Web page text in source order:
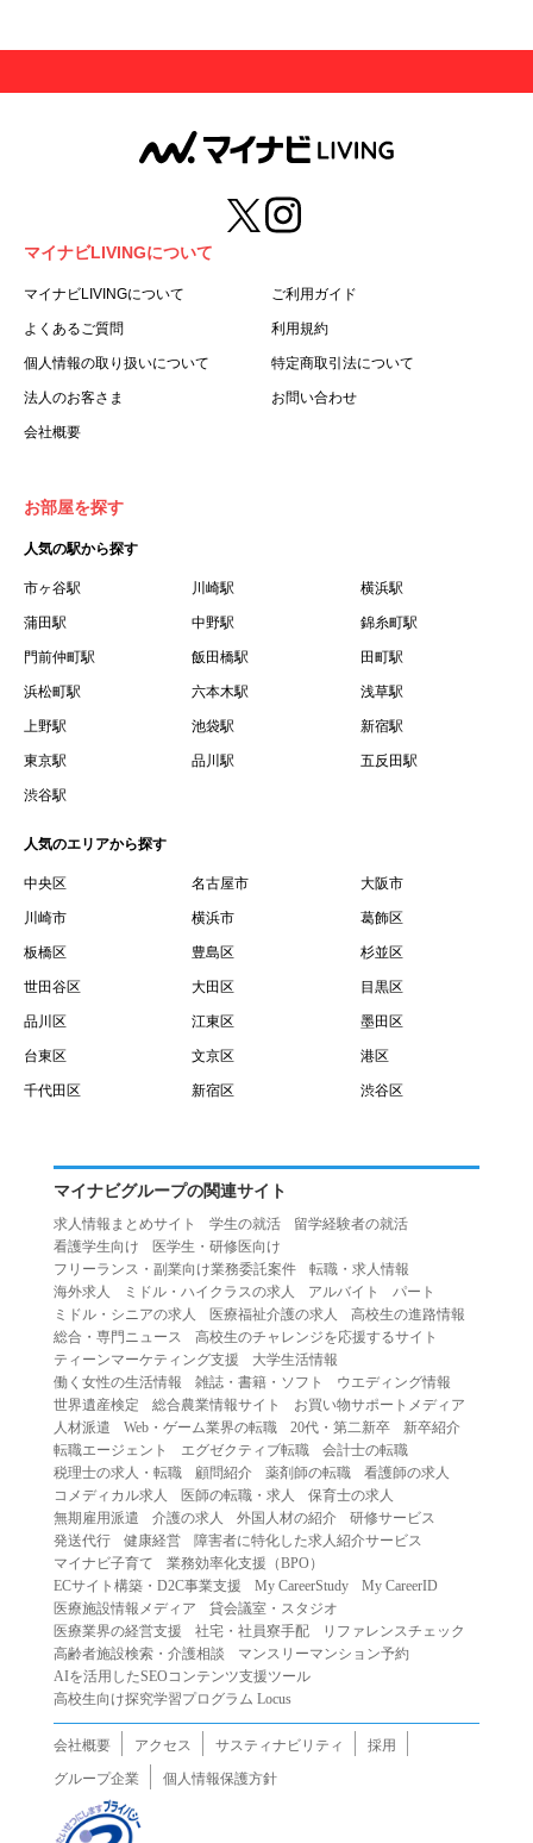
用することはできません。
第３条（用語の定義）
１.「本サ―ビス」とは、第１章第１条で規定する当社が運
営するマイナビLIVINGを意味します。
２.「利用者」とは、第１章第２条に規定する本サービスを
利用する個人を意味します。
３.「本サイト」とは、当社が運営する本サービスに関する
ます。
５.「会員」とは、第２章第１条に基づき会員登録が完了し
た個人を意味します。
録した情報、本サービス利用中に当社が登録を求めた情報
った場合の当該情報を意味します。
７.「本会員制度」とは、会員による本サービスの利用の促
進を目的とした会員制度を意味します。
借契約書およびオプション注文書を意味します。
９.「契約期間開始日」とは、定期建物賃貸借契約（以下
「賃貸借契約」と言います）の開始日のことで、利用者の
賃借権が発生する日を意味します。
するために、選んだ物件を保留することを意味します。
１１.「予約情報」とは、物件を予約するために必要な当社
所定の情報を意味します。物件情報や期間、オプション等
１２.「キャンセル」とは、賃貸借契約締結後から契約期間
開始日前までに、利用者が賃貸借契約を解除することを意
味します。
１３.「中途解約」とは、賃貸借契約期間の途中で、利用者
１.利用者は、本サービスを利用する上で次の各号に定める
とします。
（１）重複、虚偽の情報、または自己以外の情報を登録す
る行為
（２）第三者になりすまして本サービスを利用する行為
（３）当社または第三者の著作権等の知的財産権、プライ
バシー、その他の権利を侵害する行為
（４）当社または第三者を誹謗中傷する行為
（５）当社または第三者に不利益を与える行為
（６）営利を目的とした行為
（７）政治・選挙・宗教活動またはそれらに類する行為
（８）本サービスの運営を妨害する行為
（９）法令違反、犯罪行為、または公序良俗に反する行為
（１０）暴力的な要求行為、または法的な責任を超えた不
当な要求行為
（１１）その他当社が不適切であると判断する行為
２.当社は、前項の定めに該当する行為を行った利用者に対
の提供を停止または中断することができるものとします。
第５条（免責）
１.当社は、本サービスの利用（これらに伴う当社または第
三者の情報提供行為等を含みます）により、利用者に生じ
マイナビLIVINGについて
マイナビLIVINGについて ご利用ガイド
よくあるご質問 利用規約
個人情報の取り扱いについて 特定商取引法について
法人のお客さま お問い合わせ
会社概要
お部屋を探す
人気の駅から探す
市ヶ谷駅 川崎駅 横浜駅
蒲田駅 中野駅 錦糸町駅
門前仲町駅 飯田橋駅 田町駅
浜松町駅 六本木駅 浅草駅
上野駅 池袋駅 新宿駅
東京駅 品川駅 五反田駅
渋谷駅
人気のエリアから探す
中央区 名古屋市 大阪市
川崎市 横浜市 葛飾区
板橋区 豊島区 杉並区
世田谷区 大田区 目黒区
品川区 江東区 墨田区
台東区 文京区 港区
千代田区 新宿区 渋谷区
マイナビグループの関連サイト
求人情報まとめサイト 学生の就活
留学経験者の就活
看護学生向け
医学生・研修医向け
フリーランス・副業向け業務委託案件
転職・求人情報
海外求人
ミドル・ハイクラスの求人 アルバイト
パート
ミドル・シニアの求人
医療福祉介護の求人
高校生の進路情報
総合・専門ニュース
高校生のチャレンジを応援するサイト
ティーンマーケティング支援
大学生活情報
働く女性の生活情報
雑誌・書籍・ソフト
ウエディング情報
世界遺産検定
総合農業情報サイト
お買い物サポートメディア
人材派遣
Web・ゲーム業界の転職 20代・第二新卒
新卒紹介
転職エージェント
エグゼクティブ転職
会計士の転職
税理士の求人・転職
顧問紹介 薬剤師の転職
看護師の求人
コメディカル求人
医師の転職・求人
保育士の求人
無期雇用派遣
介護の求人 外国人材の紹介
研修サービス
発送代行
健康経営
障害者に特化した求人紹介サービス
マイナビ子育て
業務効率化支援（BPO）
ECサイト構築・D2C事業支援
My CareerStudy
My CareerID
医療施設情報メディア
貸会議室・スタジオ
医療業界の経営支援
社宅・社員寮手配
リファレンスチェック
高齢者施設検索・介護相談
マンスリーマンション予約
AIを活用したSEOコンテンツ支援ツール
高校生向け探究学習プログラム Locus
会社概要 アクセス サスティナビリティ
採用
グループ企業
個人情報保護方針